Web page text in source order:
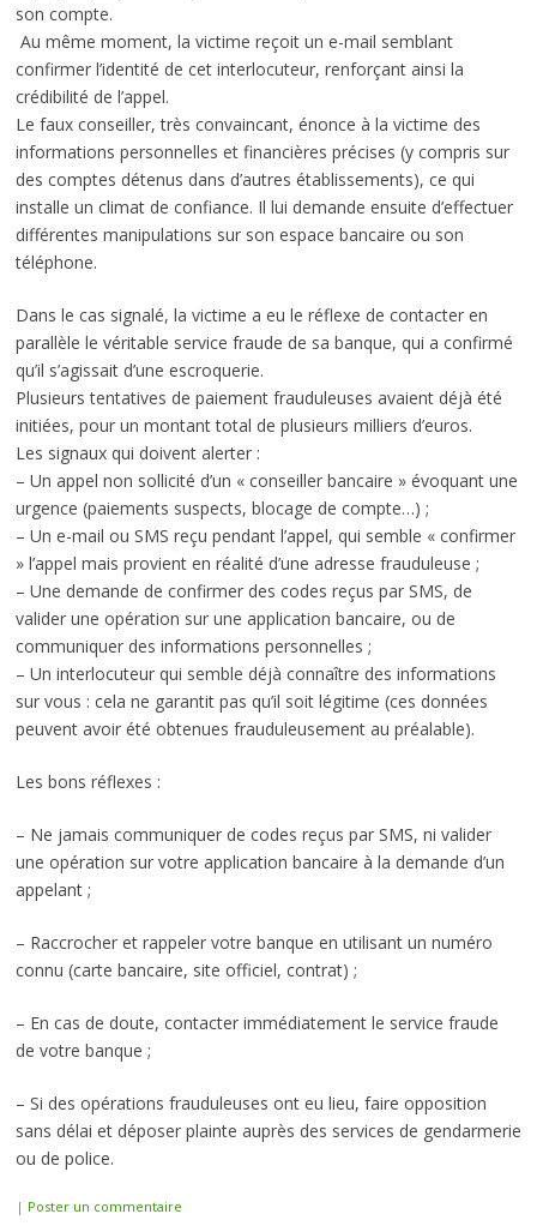
son compte.
Au même moment, la victime reçoit un e-mail semblant
confirmer l’identité de cet interlocuteur, renforçant ainsi la
crédibilité de l’appel.
Le faux conseiller, très convaincant, énonce à la victime des
informations personnelles et financières précises (y compris sur
des comptes détenus dans d’autres établissements), ce qui
installe un climat de confiance. Il lui demande ensuite d’effectuer
différentes manipulations sur son espace bancaire ou son
téléphone.
Dans le cas signalé, la victime a eu le réflexe de contacter en
parallèle le véritable service fraude de sa banque, qui a confirmé
qu’il s’agissait d’une escroquerie.
Plusieurs tentatives de paiement frauduleuses avaient déjà été
initiées, pour un montant total de plusieurs milliers d’euros.
Les signaux qui doivent alerter :
– Un appel non sollicité d’un « conseiller bancaire » évoquant une
urgence (paiements suspects, blocage de compte…) ;
– Un e-mail ou SMS reçu pendant l’appel, qui semble « confirmer
» l’appel mais provient en réalité d’une adresse frauduleuse ;
– Une demande de confirmer des codes reçus par SMS, de
valider une opération sur une application bancaire, ou de
communiquer des informations personnelles ;
– Un interlocuteur qui semble déjà connaître des informations
sur vous : cela ne garantit pas qu’il soit légitime (ces données
peuvent avoir été obtenues frauduleusement au préalable).
Les bons réflexes :
– Ne jamais communiquer de codes reçus par SMS, ni valider
une opération sur votre application bancaire à la demande d’un
appelant ;
– Raccrocher et rappeler votre banque en utilisant un numéro
connu (carte bancaire, site officiel, contrat) ;
– En cas de doute, contacter immédiatement le service fraude
de votre banque ;
– Si des opérations frauduleuses ont eu lieu, faire opposition
sans délai et déposer plainte auprès des services de gendarmerie
ou de police.
| Poster un commentaire